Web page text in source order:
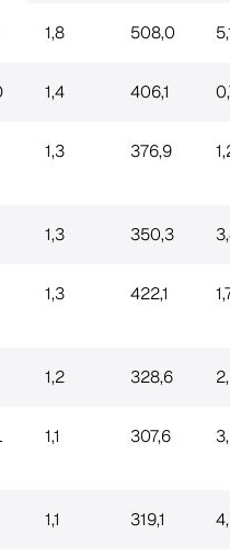
1,8 508,0
1,4 406,1
1,3 376,9
1,3 350,3
1,3 422,1
1,2 328,6
1,1 307,6
1,1 319,1